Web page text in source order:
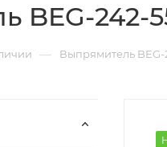
BEG-242-
— Выпрямитель BEG-